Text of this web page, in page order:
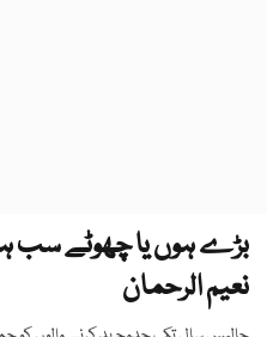
نعیم الرحمان